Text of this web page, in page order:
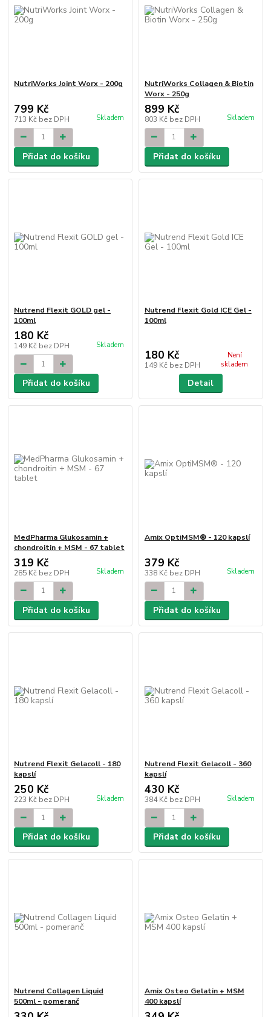
NutriWorks Joint Worx - 200g
799 Kč
713 Kč bez DPH Skladem
Přidat do košíku
NutriWorks Collagen & Biotin
Worx - 250g
899 Kč
803 Kč bez DPH Skladem
Přidat do košíku
Nutrend Flexit GOLD gel -
100ml
180 Kč
149 Kč bez DPH Skladem
Přidat do košíku
Nutrend Flexit Gold ICE Gel -
100ml
180 Kč
149 Kč bez DPH
Není
skladem
Detail
MedPharma Glukosamin +
chondroitin + MSM - 67 tablet
319 Kč
285 Kč bez DPH Skladem
Přidat do košíku
Amix OptiMSM® - 120 kapslí
379 Kč
338 Kč bez DPH Skladem
Přidat do košíku
Nutrend Flexit Gelacoll - 180
kapslí
250 Kč
223 Kč bez DPH Skladem
Přidat do košíku
Nutrend Flexit Gelacoll - 360
kapslí
430 Kč
384 Kč bez DPH Skladem
Přidat do košíku
Nutrend Collagen Liquid
500ml - pomeranč
Amix Osteo Gelatin + MSM
400 kapslí